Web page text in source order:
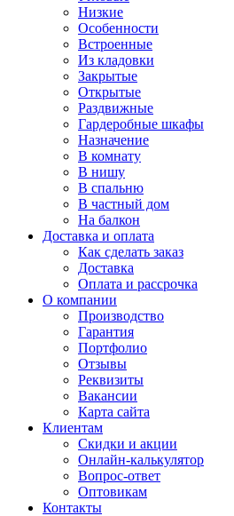
Низкие
Особенности
Встроенные
Из кладовки
Закрытые
Открытые
Раздвижные
Гардеробные шкафы
Назначение
В комнату
В нишу
В спальню
В частный дом
На балкон
Доставка и оплата
Как сделать заказ
Доставка
Оплата и рассрочка
О компании
Производство
Гарантия
Портфолио
Отзывы
Реквизиты
Вакансии
Карта сайта
Клиентам
Скидки и акции
Онлайн-калькулятор
Вопрос-ответ
Оптовикам
Контакты